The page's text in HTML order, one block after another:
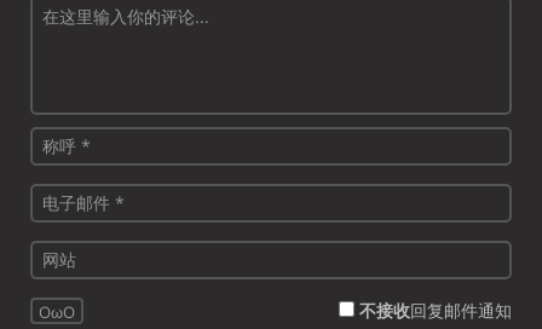
OωO 不接收回复邮件通知